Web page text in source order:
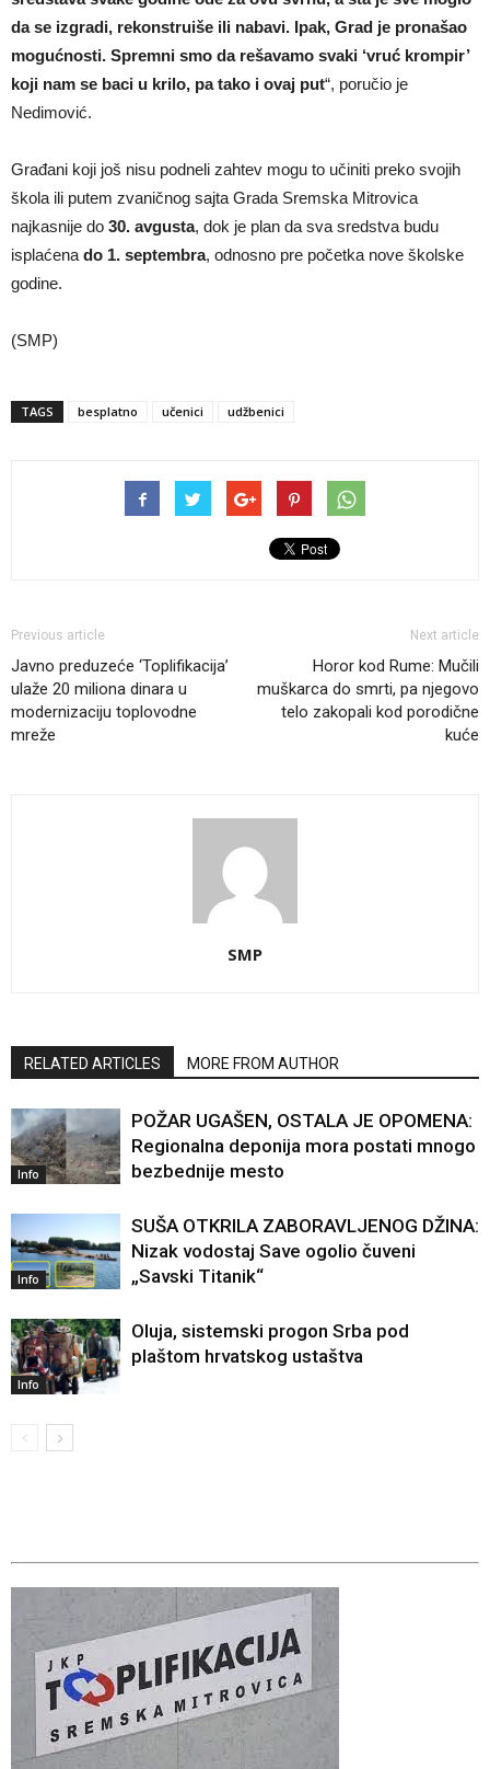
da se izgradi, rekonstruiše ili nabavi. Ipak, Grad je pronašao
mogućnosti. Spremni smo da rešavamo svaki ‘vruć krompir’
koji nam se baci u krilo, pa tako i ovaj put“, poručio je
Nedimović.
Građani koji još nisu podneli zahtev mogu to učiniti preko svojih
škola ili putem zvaničnog sajta Grada Sremska Mitrovica
najkasnije do 30. avgusta, dok je plan da sva sredstva budu
isplaćenado 1. septembra, odnosno pre početka nove školske
godine.
(SMP)
TAGS besplatno učenici udžbenici
Previous article
Javno preduzeće ‘Toplifikacija’
ulaže 20 miliona dinara u
modernizaciju toplovodne
mreže
Next article
Horor kod Rume: Mučili
muškarca do smrti, pa njegovo
telo zakopali kod porodične
kuće
SMP
RELATED ARTICLES MORE FROM AUTHOR
Info
POŽAR UGAŠEN, OSTALA JE OPOMENA:
Regionalna deponija mora postati mnogo
bezbednije mesto
Info
SUŠA OTKRILA ZABORAVLJENOG DŽINA:
Nizak vodostaj Save ogolio čuveni
„Savski Titanik“
Info
Oluja, sistemski progon Srba pod
plaštom hrvatskog ustaštva